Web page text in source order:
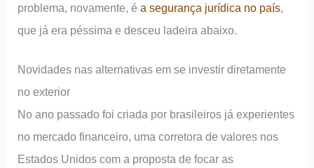
problema, novamente, éa segurança jurídica no país,
que já era péssima e desceu ladeira abaixo.
Novidades nas alternativas em se investir diretamente
no exterior
No ano passado foi criada por brasileiros já experientes
no mercado financeiro, uma corretora de valores nos
Estados Unidos com a proposta de focar as